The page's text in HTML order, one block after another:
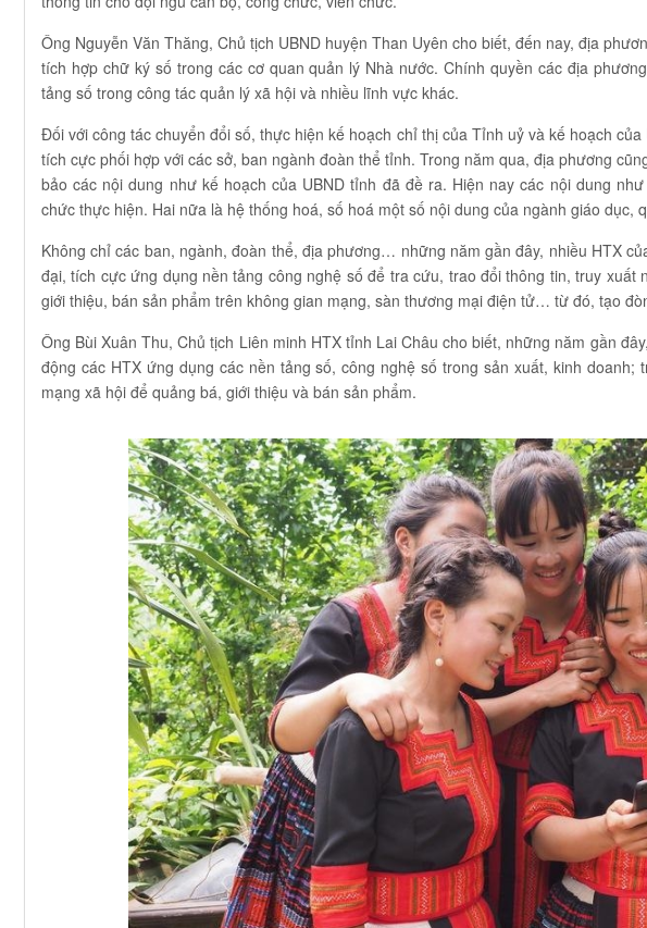
Ông Nguyễn Văn Thăng, Chủ tịch UBND huyện Than Uyên cho biết, đến nay, địa
tích hợp chữ ký số trong các cơ quan quản lý Nhà nước. Chính quyền các địa
tảng số trong công tác quản lý xã hội và nhiều lĩnh vực khác.
Đối với công tác chuyển đổi số, thực hiện kế hoạch chỉ thị của Tỉnh uỷ và kế hoạch
tích cực phối hợp với các sở, ban ngành đoàn thể tỉnh. Trong năm qua, địa phương
bảo các nội dung như kế hoạch của UBND tỉnh đã đề ra. Hiện nay các nội dung
chức thực hiện. Hai nữa là hệ thống hoá, số hoá một số nội dung của ngành giáo dục,
Không chỉ các ban, ngành, đoàn thể, địa phương… những năm gần đây, nhiều HTX
đại, tích cực ứng dụng nền tảng công nghệ số để tra cứu, trao đổi thông tin, truy xuất
giới thiệu, bán sản phẩm trên không gian mạng, sàn thương mại điện tử… từ đó, tạo
Ông Bùi Xuân Thu, Chủ tịch Liên minh HTX tỉnh Lai Châu cho biết, những năm gần
động các HTX ứng dụng các nền tảng số, công nghệ số trong sản xuất, kinh
mạng xã hội để quảng bá, giới thiệu và bán sản phẩm.